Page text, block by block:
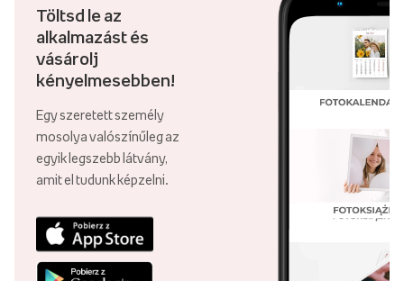
Töltsd le az
alkalmazást és
vásárolj
kényelmesebben!
Egy szeretett személy
mosolya valószínűleg az
egyik legszebb látvány,
amit el tudunk képzelni.